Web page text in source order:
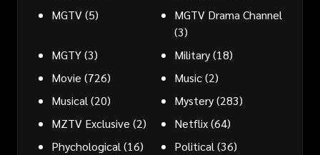
MGTV(5)
MGTV Drama Channel
(3)
MGTY(3) Military(18)
Movie (726) Music(2)
Musical (20) Mystery(283)
MZTV Exclusive (2) Netflix(64)
Phychological (16) Political (36)